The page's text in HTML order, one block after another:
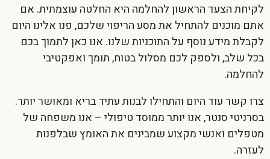
לקיחת הצעד הראשון להחלמה היא החלטה עוצמתית. אם
אתם מוכנים להתחיל את מסע הריפוי שלכם, פנו אלינו היום
לקבלת מידע נוסף על התוכניות שלנו. אנו כאן לתמוך בכם
בכל שלב, ולספק לכם מסלול בטוח, תומך ואפקטיבי
להחלמה.
צרו קשר עוד היום והתחילו לבנות עתיד בריא ומאושר יותר.
בסרניטי סנטר, אנו יותר ממוסד טיפולי – אנו משפחה של
מטפלים ואנשי מקצוע שמבינים את האומץ שבלפנות
לעזרה.